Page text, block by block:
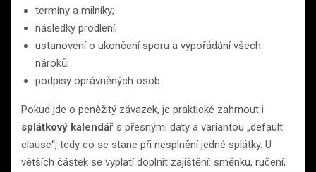
termíny a milníky;
následky prodlení;
ustanovení o ukončení sporu a vypořádání všech
nároků;
podpisy oprávněných osob.
Pokud jde o peněžitý závazek, je praktické zahrnout i
splátkový kalendář s přesnými daty a variantou „default
clause“, tedy co se stane při nesplnění jedné splátky. U
větších částek se vyplatí doplnit zajištění: směnku, ručení,